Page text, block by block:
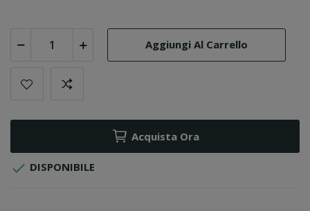
Aggiungi Al Carrello
Acquista Ora
 DISPONIBILE